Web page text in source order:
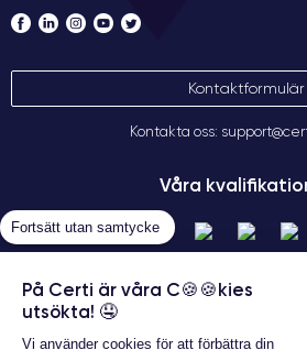
Kontaktformulär
Kontakta oss:
Våra
Fortsätt utan samtycke
På Certi är våra C🍪🍪kies
utsökta! 🤤
Vi använder cookies för att förbättra din